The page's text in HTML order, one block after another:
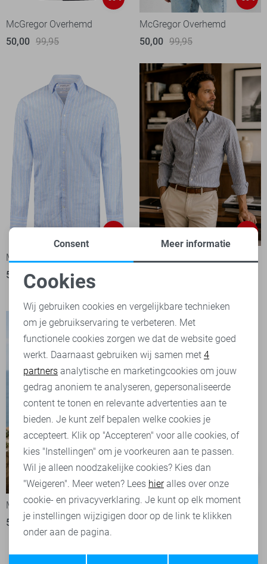
McGregor Overhemd
50,00 99,95
McGregor Overhemd
50,00 99,95
McGregor Overhemd
50,00
99,95
-50%
McGregor Overhemd
50,00 99,95
McGregor Overhemd
50,00
99,95
Noodzakelijke cookies
Personalisatie cookies
Analytische cookies
Marketing cookies
Terug Opslaan
Consent Meer informatie
Cookies
Wij gebruiken cookies en vergelijkbare technieken
om je gebruikservaring te verbeteren. Met
functionele cookies zorgen we dat de website goed
werkt. Daarnaast gebruiken wij samen met 4
partners analytische en marketingcookies om jouw
gedrag anoniem te analyseren, gepersonaliseerde
content te tonen en relevante advertenties aan te
bieden. Je kunt zelf bepalen welke cookies je
accepteert. Klik op "Accepteren" voor alle cookies, of
kies "Instellingen" om je voorkeuren aan te passen.
Wil je alleen noodzakelijke cookies? Kies dan
"Weigeren". Meer weten? Lees hieralles over onze
cookie- en privacyverklaring. Je kunt op elk moment
je instellingen wijzigigen door op de link te klikken
onder aan de pagina.